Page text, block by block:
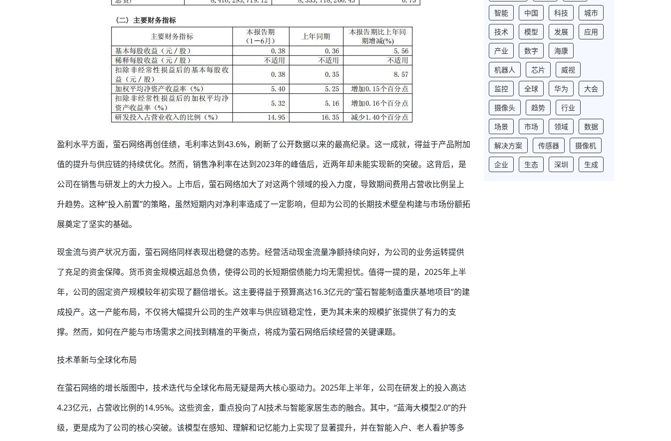
盈利水平方面，萤石网络再创佳绩，毛利率达到43.6%，刷新了公开数据以来的最高纪录。这一成就，得益于产品附加
值的提升与供应链的持续优化。然而，销售净利率在达到2023年的峰值后，近两年却未能实现新的突破。这背后，是
公司在销售与研发上的大力投入。上市后，萤石网络加大了对这两个领域的投入力度，导致期间费用占营收比例呈上
升趋势。这种“投入前置”的策略，虽然短期内对净利率造成了一定影响，但却为公司的长期技术壁垒构建与市场份额拓
展奠定了坚实的基础。
现金流与资产状况方面，萤石网络同样表现出稳健的态势。经营活动现金流量净额持续向好，为公司的业务运转提供
了充足的资金保障。货币资金规模远超总负债，使得公司的长短期偿债能力均无需担忧。值得一提的是，2025年上半
年，公司的固定资产规模较年初实现了翻倍增长。这主要得益于预算高达16.3亿元的“萤石智能制造重庆基地项目”的建
成投产。这一产能布局，不仅将大幅提升公司的生产效率与供应链稳定性，更为其未来的规模扩张提供了有力的支
撑。然而，如何在产能与市场需求之间找到精准的平衡点，将成为萤石网络后续经营的关键课题。
技术革新与全球化布局
在萤石网络的增长版图中，技术迭代与全球化布局无疑是两大核心驱动力。2025年上半年，公司在研发上的投入高达
4.23亿元，占营收比例的14.95%。这些资金，重点投向了AI技术与智能家居生态的融合。其中，“蓝海大模型2.0”的升
级，更是成为了公司的核心突破。该模型在感知、理解和记忆能力上实现了显著提升，并在智能入户、老人看护等多
智能
中国 科技
城市
技术
模型 发展
应用
产业
数字
海康
机器人
芯片
威视
监控
全球 华为
大会
摄像头
趋势
行业
场景
市场 领域
数据
解决方案
传感器
摄像机
企业
生态 深圳 生成